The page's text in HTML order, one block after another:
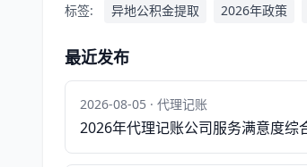
标签: 异地公积金提取 2026年政策
最近发布
2026-08-05 · 代理记账
2026年代理记账公司服务满意度综